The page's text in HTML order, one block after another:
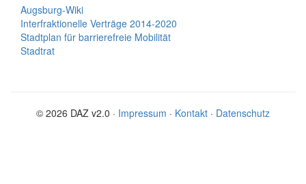
Augsburg-Wiki
Interfraktionelle Verträge 2014-2020
Stadtplan für barrierefreie Mobilität
Stadtrat
© 2026 DAZ v2.0 · Impressum · Kontakt · Datenschutz